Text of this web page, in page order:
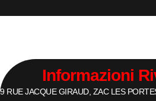
Informazioni
9 RUE JACQUE GIRAUD, ZAC LES